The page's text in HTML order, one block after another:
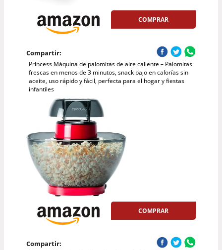
COMPRAR
Compartir:
Princess Máquina de palomitas de aire caliente – Palomitas
frescas en menos de 3 minutos, snack bajo en calorías sin
aceite, uso rápido y fácil, perfecta para el hogar y fiestas
infantiles
COMPRAR
Compartir: